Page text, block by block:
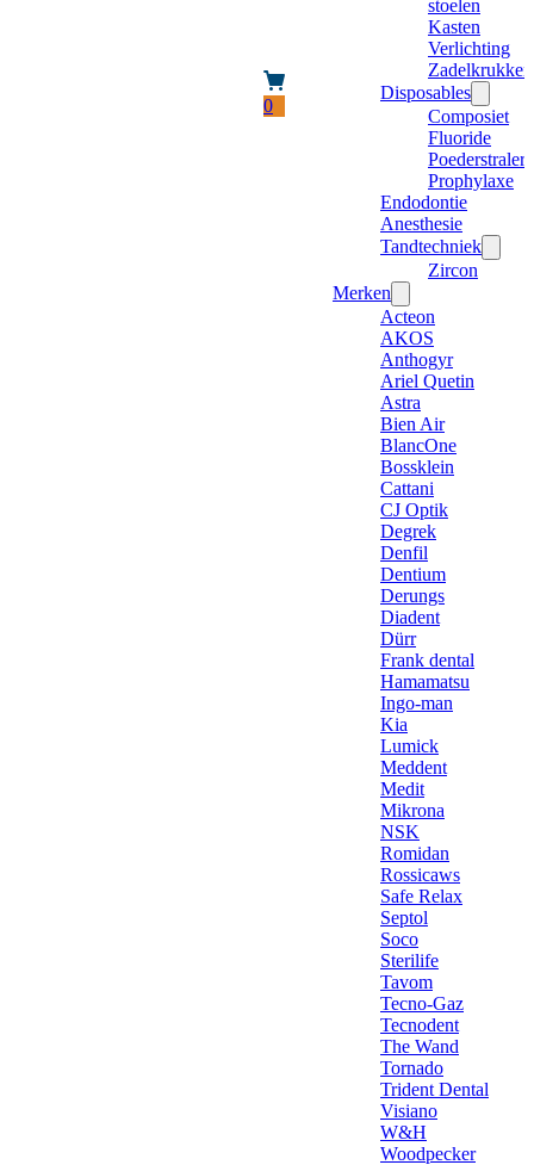
0
stoelen
Kasten
Verlichting
Zadelkrukken
Disposables
Composiet
Fluoride
Poederstraler
Prophylaxe
Endodontie
Anesthesie
Tandtechniek
Zircon
Merken
Acteon
AKOS
Anthogyr
Ariel Quetin
Astra
Bien Air
BlancOne
Bossklein
Cattani
CJ Optik
Degrek
Denfil
Dentium
Derungs
Diadent
Dürr
Frank dental
Hamamatsu
Ingo-man
Kia
Lumick
Meddent
Medit
Mikrona
NSK
Romidan
Rossicaws
Safe Relax
Septol
Soco
Sterilife
Tavom
Tecno-Gaz
Tecnodent
The Wand
Tornado
Trident Dental
Visiano
W&H
Woodpecker